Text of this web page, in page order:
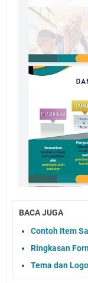
BACA JUGA
Contoh Item
Ringkasan
Tema dan